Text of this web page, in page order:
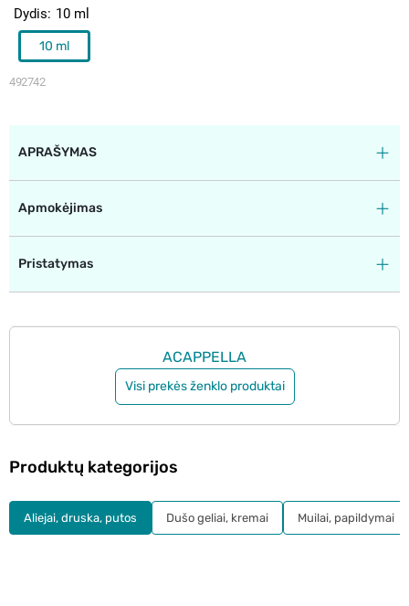
492742
Dydis 10 ml
10 ml
APRAŠYMAS
Apmokėjimas
Pristatymas
ACAPPELLA
Visi prekės ženklo produktai
Produktų kategorijos
Aliejai, druska, putos Dušo geliai, kremai Muilai, papildymai